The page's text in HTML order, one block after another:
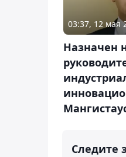
03:37, 12 мая
Назначен
Следите